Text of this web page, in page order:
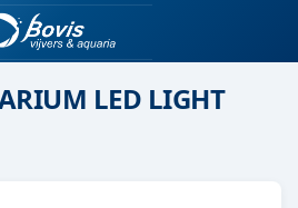
LED LIGHT